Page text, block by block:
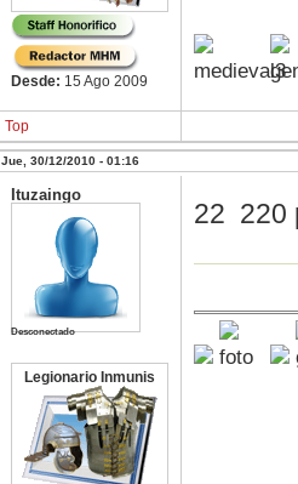
Desde: 15 Ago 2009
Top
Jue, 30/12/2010 - 01:16
Ituzaingo
Desconectado
Legionario Inmunis
22 220